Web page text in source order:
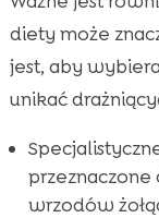
diety może
jest, aby
unikać
wrzodów